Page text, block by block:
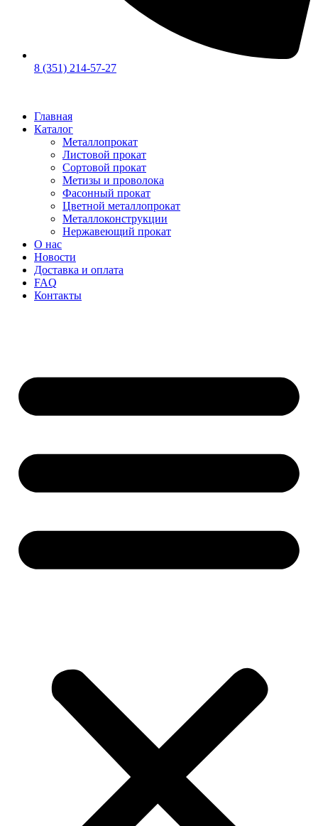
8 (351) 214-57-27
Главная
Каталог
Металлопрокат
Листовой прокат
Сортовой прокат
Метизы и проволока
Фасонный прокат
Цветной металлопрокат
Металлоконструкции
Нержавеющий прокат
О нас
Новости
Доставка и оплата
FAQ
Контакты